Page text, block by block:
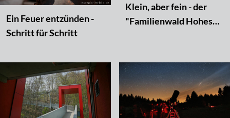
Ein Feuer entzünden -
Schritt für Schritt
Klein, aber fein - der
"Familienwald Hohes